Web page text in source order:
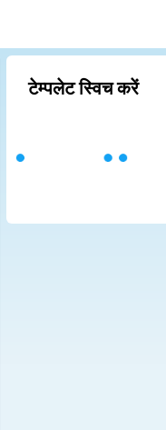
टेम्पलेट स्विच करें